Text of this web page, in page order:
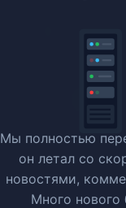
Мы полностью
он летал со
новостями,
Много нового